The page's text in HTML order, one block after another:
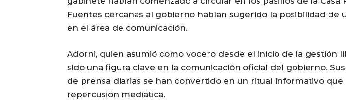
Fuentes cercanas al gobierno habían sugerido la posibilidad de
en el área de comunicación.
Adorni, quien asumió como vocero desde el inicio de la gestión
sido una figura clave en la comunicación oficial del gobierno.
de prensa diarias se han convertido en un ritual informativo que
repercusión mediática.